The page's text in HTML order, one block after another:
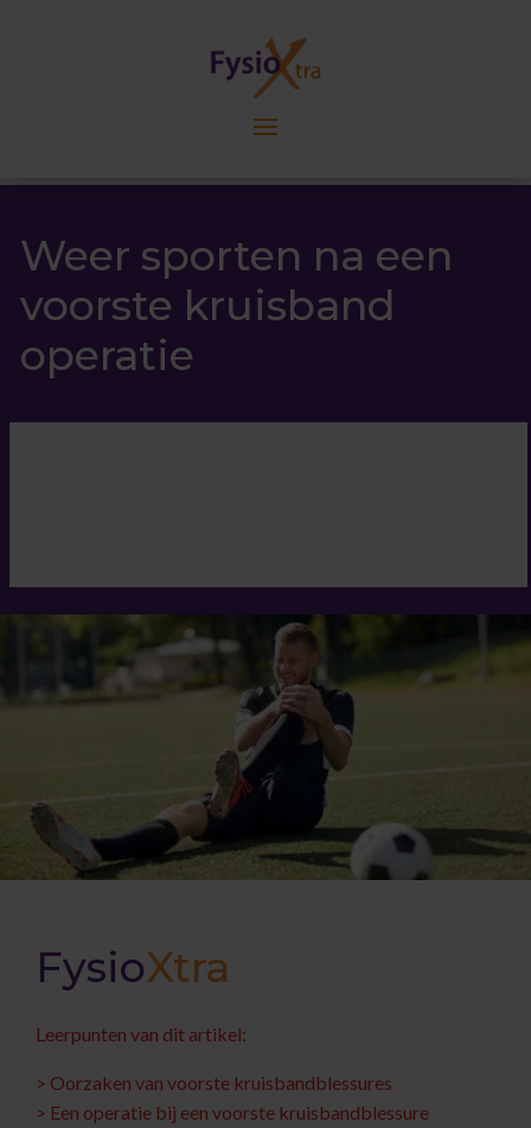
Weer sporten na een
voorste kruisband
operatie
FysioXtra
Leerpunten van dit artikel:
> Oorzaken van voorste kruisbandblessures
> Een operatie bij een voorste kruisbandblessure